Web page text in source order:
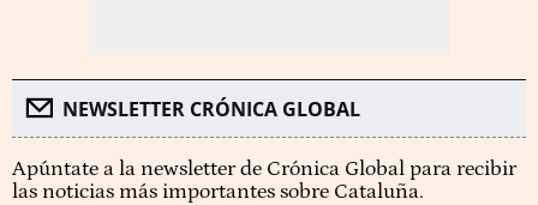
NEWSLETTER CRÓNICA GLOBAL
Apúntate a la newsletter de Crónica Global para recibir
las noticias más importantes sobre Cataluña.